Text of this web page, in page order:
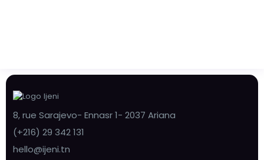
8, rue Sarajevo- Ennasr 1- 2037 Ariana
(+216) 29 342 131
hello@ijeni.tn